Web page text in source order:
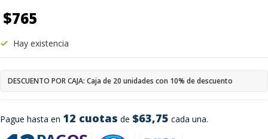
$765
Pague hasta en 12 cuotas de $63,75 cada una.
Hay existencia
DESCUENTO POR CAJA: Caja de 20 unidades con 10% de descuento